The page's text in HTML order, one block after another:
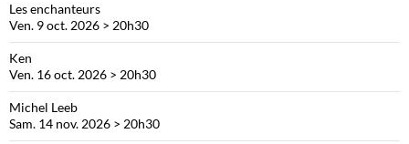
Les enchanteurs
Ven. 9 oct. 2026 > 20h30
Ken
Ven. 16 oct. 2026 > 20h30
Michel Leeb
Sam. 14 nov. 2026 > 20h30